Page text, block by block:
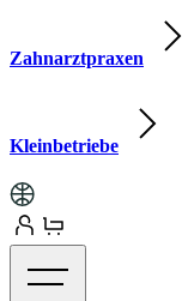
Zahnarztpraxen
Kleinbetriebe